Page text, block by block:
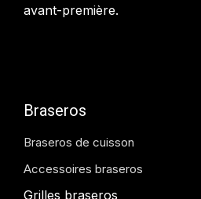
avant-première.
Braseros
Braseros de cuisson
Accessoires braseros
Grilles braseros